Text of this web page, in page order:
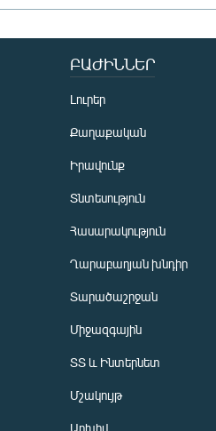
ԲԱԺԻՆՆԵՐ
Լուրեր
Քաղաքական
Իրավունք
Տնտեսություն
Հասարակություն
Ղարաբաղյան խնդիր
Տարածաշրջան
Միջազգային
ՏՏ և Ինտերնետ
Մշակույթ
Արխիվ